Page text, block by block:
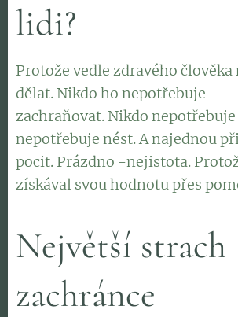
lidi?
Protože vedle zdravého člověka
dělat. Nikdo ho nepotřebuje
zachraňovat. Nikdo
nepotřebuje nést. A najednou
pocit. Prázdno -nejistota.
získával svou hodnotu přes
Největší strach
zachránce